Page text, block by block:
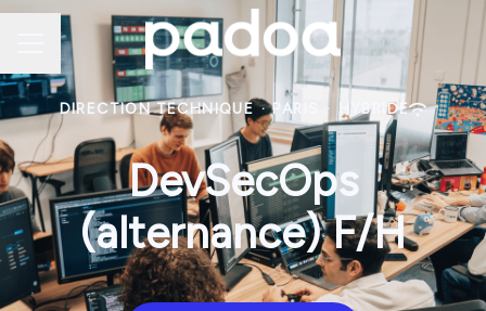
Menu carrière
DIRECTION TECHNIQUE · PARIS · HYBRIDE
DevSecOps
(alternance) F/H